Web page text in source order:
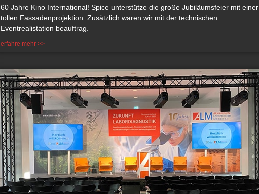
60 Jahre Kino International! Spice unterstütze die große Jubiläumsfeier mit einer
tollen Fassadenprojektion. Zusätzlich waren wir mit der technischen
Eventrealistation beauftrag.
erfahre mehr >>